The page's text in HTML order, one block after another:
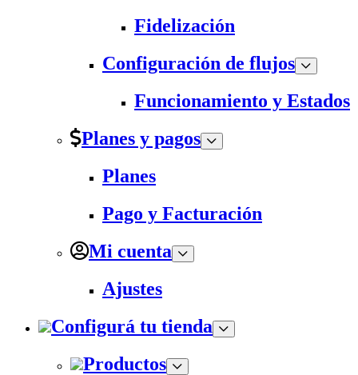
Fidelización
Configuración de flujos
Funcionamiento y Estados
Planes y pagos
Planes
Pago y Facturación
Mi cuenta
Ajustes
Configurá tu tienda
Productos